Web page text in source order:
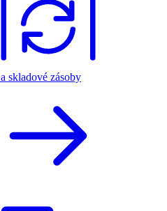
skladové zásoby